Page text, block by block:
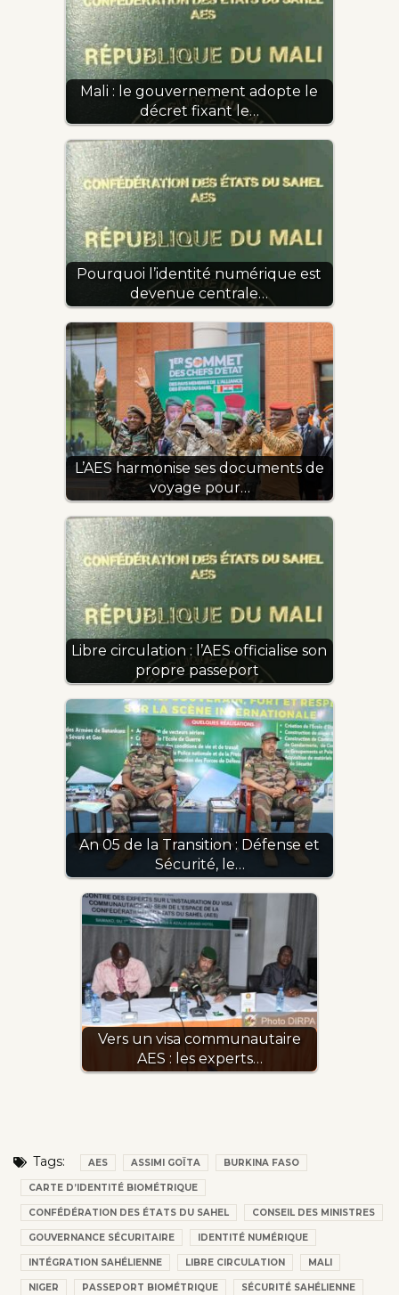
Mali : le gouvernement adopte le
décret fixant le…
Pourquoi l’identité numérique est
devenue centrale…
L’AES harmonise ses documents de
voyage pour…
Libre circulation : l’AES officialise son
propre passeport
An 05 de la Transition : Défense et
Sécurité, le…
Vers un visa communautaire
AES : les experts…
Tags: AES ASSIMI GOÏTA BURKINA FASO
CARTE D’IDENTITÉ BIOMÉTRIQUE
CONFÉDÉRATION DES ÉTATS DU SAHEL CONSEIL DES MINISTRES
GOUVERNANCE SÉCURITAIRE IDENTITÉ NUMÉRIQUE
INTÉGRATION SAHÉLIENNE LIBRE CIRCULATION MALI
NIGER PASSEPORT BIOMÉTRIQUE SÉCURITÉ SAHÉLIENNE